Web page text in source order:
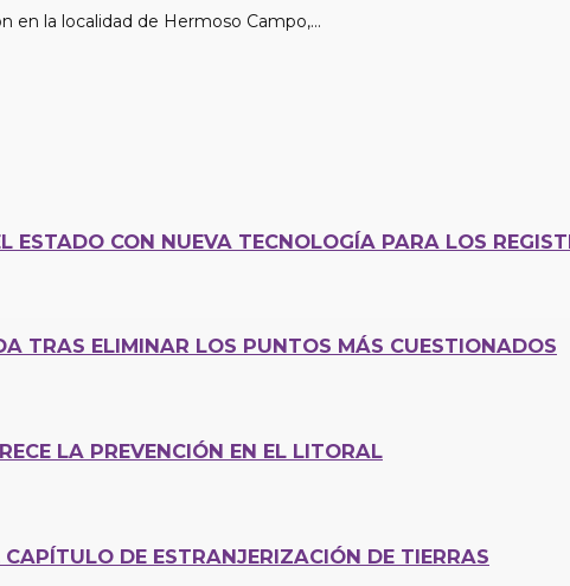
en la localidad de Hermoso Campo,...
ESTADO CON NUEVA TECNOLOGÍA PARA LOS
TRAS ELIMINAR LOS PUNTOS MÁS CUESTIONADOS
LA PREVENCIÓN EN EL LITORAL
DE ESTRANJERIZACIÓN DE TIERRAS